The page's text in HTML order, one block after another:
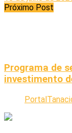
Próximo Post
Programa de
investimento